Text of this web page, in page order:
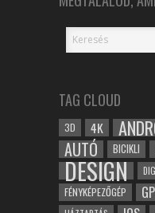
TAG CLOUD
3D 4K
AUTÓ BICIKLI
DESIGN
FÉNYKÉPEZŐGÉP